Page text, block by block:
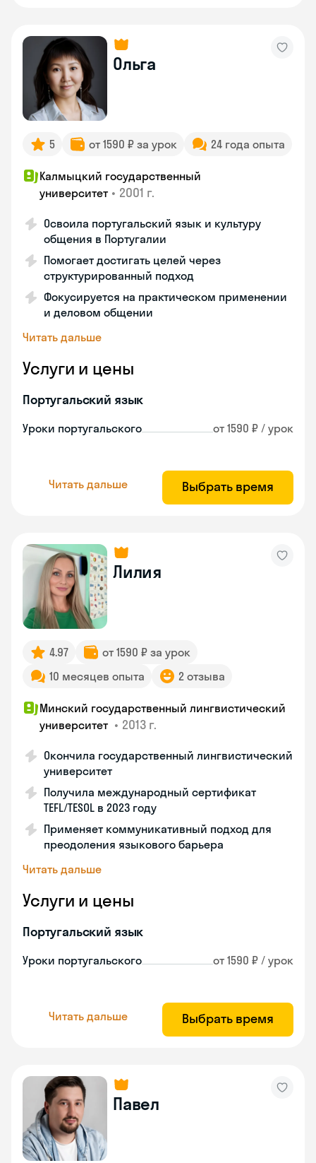
Ольга
5 от 1590 ₽ за урок 24 года опыта
Калмыцкий государственный
университет • 2001 г.
Освоила португальский язык и культуру
общения в Португалии
Помогает достигать целей через
структурированный подход
Фокусируется на практическом применении
и деловом общении
Читать дальше
Услуги и цены
Португальский язык
Уроки португальского от 1590 ₽ / урок
Читать дальше Выбрать время
Лилия
4.97
от 1590 ₽ за урок
10 месяцев опыта
2 отзыва
Минский государственный лингвистический
университет • 2013 г.
Окончила государственный лингвистический
университет
Получила международный сертификат
TEFL/TESOL в 2023 году
Применяет коммуникативный подход для
преодоления языкового барьера
Читать дальше
Услуги и цены
Португальский язык
Уроки португальского от 1590 ₽ / урок
Читать дальше Выбрать время
Павел